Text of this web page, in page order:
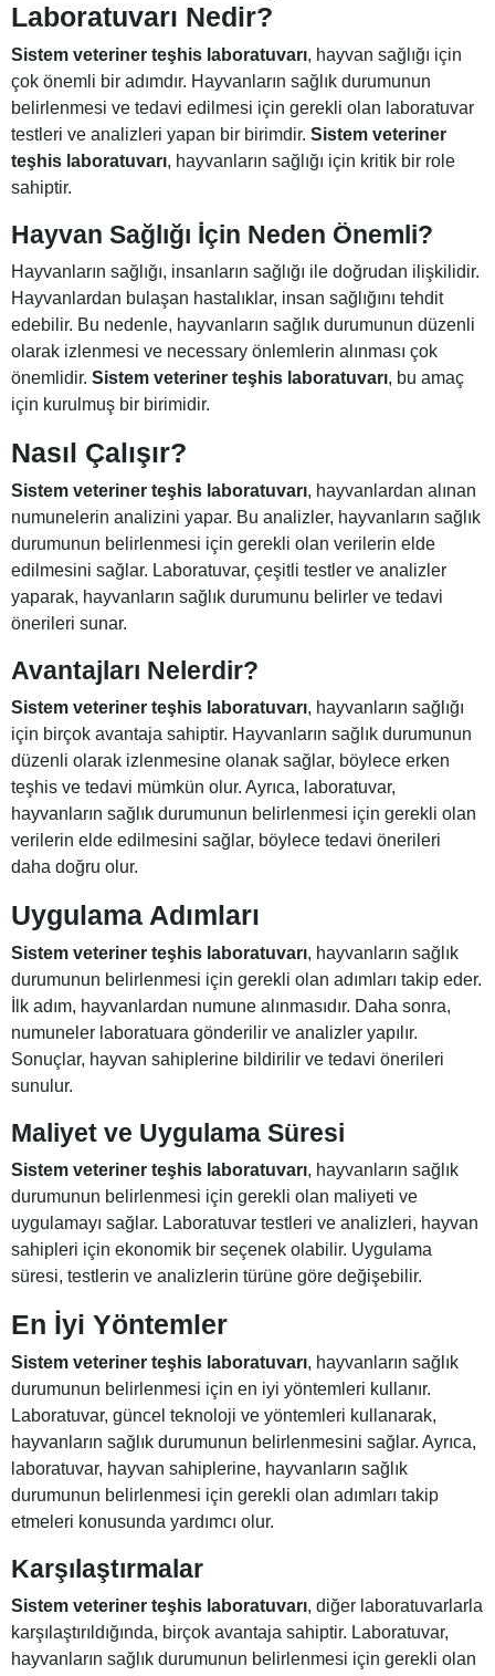
Laboratuvarı Nedir?
Sistem veteriner teşhis laboratuvarı, hayvan sağlığı için
çok önemli bir adımdır. Hayvanların sağlık durumunun
belirlenmesi ve tedavi edilmesi için gerekli olan laboratuvar
testleri ve analizleri yapan bir birimdir. Sistem veteriner
teşhis laboratuvarı, hayvanların sağlığı için kritik bir role
sahiptir.
Hayvan Sağlığı İçin Neden Önemli?
Hayvanların sağlığı, insanların sağlığı ile doğrudan ilişkilidir.
Hayvanlardan bulaşan hastalıklar, insan sağlığını tehdit
edebilir. Bu nedenle, hayvanların sağlık durumunun düzenli
olarak izlenmesi ve necessary önlemlerin alınması çok
önemlidir. Sistem veteriner teşhis laboratuvarı, bu amaç
için kurulmuş bir birimidir.
Nasıl Çalışır?
Sistem veteriner teşhis laboratuvarı, hayvanlardan alınan
numunelerin analizini yapar. Bu analizler, hayvanların sağlık
durumunun belirlenmesi için gerekli olan verilerin elde
edilmesini sağlar. Laboratuvar, çeşitli testler ve analizler
yaparak, hayvanların sağlık durumunu belirler ve tedavi
önerileri sunar.
Avantajları Nelerdir?
Sistem veteriner teşhis laboratuvarı, hayvanların sağlığı
için birçok avantaja sahiptir. Hayvanların sağlık durumunun
düzenli olarak izlenmesine olanak sağlar, böylece erken
teşhis ve tedavi mümkün olur. Ayrıca, laboratuvar,
hayvanların sağlık durumunun belirlenmesi için gerekli olan
verilerin elde edilmesini sağlar, böylece tedavi önerileri
daha doğru olur.
Uygulama Adımları
Sistem veteriner teşhis laboratuvarı, hayvanların sağlık
durumunun belirlenmesi için gerekli olan adımları takip eder.
İlk adım, hayvanlardan numune alınmasıdır. Daha sonra,
numuneler laboratuara gönderilir ve analizler yapılır.
Sonuçlar, hayvan sahiplerine bildirilir ve tedavi önerileri
sunulur.
Maliyet ve Uygulama Süresi
Sistem veteriner teşhis laboratuvarı, hayvanların sağlık
durumunun belirlenmesi için gerekli olan maliyeti ve
uygulamayı sağlar. Laboratuvar testleri ve analizleri, hayvan
sahipleri için ekonomik bir seçenek olabilir. Uygulama
süresi, testlerin ve analizlerin türüne göre değişebilir.
En İyi Yöntemler
Sistem veteriner teşhis laboratuvarı, hayvanların sağlık
durumunun belirlenmesi için en iyi yöntemleri kullanır.
Laboratuvar, güncel teknoloji ve yöntemleri kullanarak,
hayvanların sağlık durumunun belirlenmesini sağlar. Ayrıca,
laboratuvar, hayvan sahiplerine, hayvanların sağlık
durumunun belirlenmesi için gerekli olan adımları takip
etmeleri konusunda yardımcı olur.
Karşılaştırmalar
Sistem veteriner teşhis laboratuvarı, diğer laboratuvarlarla
karşılaştırıldığında, birçok avantaja sahiptir. Laboratuvar,
hayvanların sağlık durumunun belirlenmesi için gerekli olan